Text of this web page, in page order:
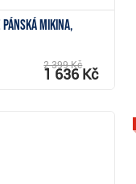
mikina,
2 399 Kč
1 636 Kč